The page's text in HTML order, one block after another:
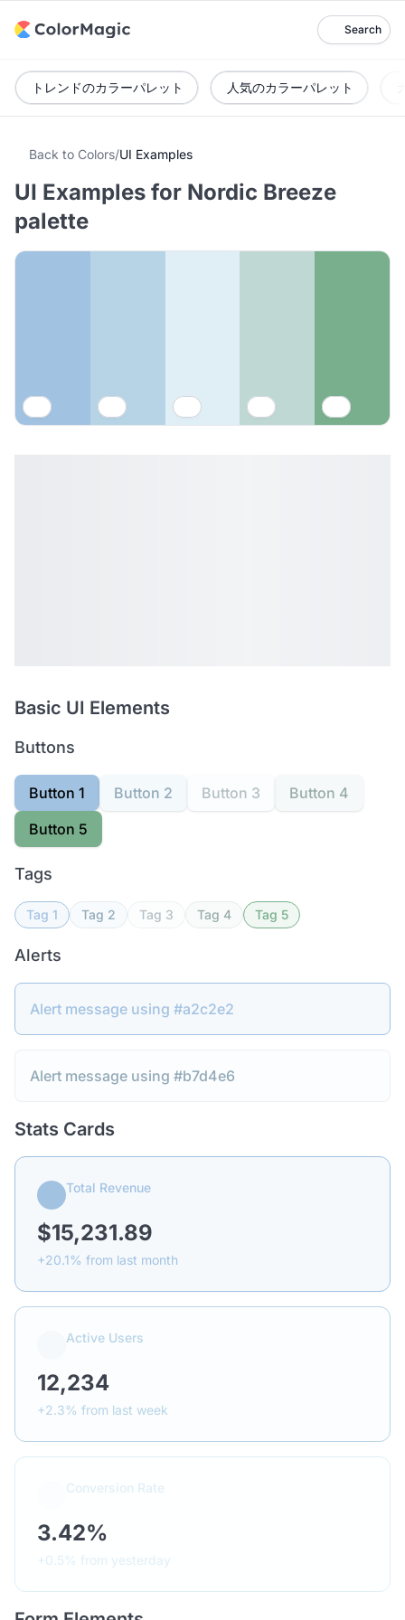
Search
トレンドのカラーパレット 人気のカラーパレット
Back to Colors/UI Examples
UI Examples for Nordic Breeze
palette
Basic UI Elements
Buttons
Button 1 Button 2 Button 3
Button 4
Button 5
Tags
Tag 1 Tag 2 Tag 3 Tag 4 Tag 5
Alerts
Alert message using #a2c2e2
Alert message using #b7d4e6
Stats Cards
Total Revenue
$15,231.89
+20.1% from last month
Active Users
12,234
+2.3% from last week
Conversion Rate
3.42%
+0.5% from yesterday